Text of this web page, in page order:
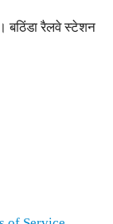
बठिंडा रैलवे स्टेशन